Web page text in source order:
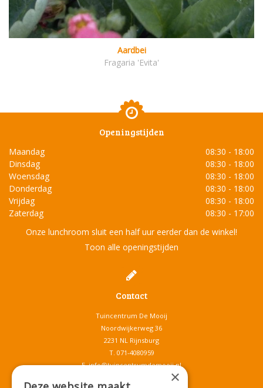
Aardbei
Fragaria 'Evita'
Openingstijden
Maandag
08:30 - 18:00
Dinsdag
08:30 - 18:00
Woensdag
08:30 - 18:00
Donderdag
08:30 - 18:00
Vrijdag
08:30 - 18:00
Zaterdag
08:30 - 17:00
Onze lunchroom sluit een half uur eerder dan de winkel!
Toon alle openingstijden
Contact
Tuincentrum De Mooij
Noordwijkerweg 36
2231 NL Rijnsburg
T. 071-4080959
E.info@tuincentrumdemooij.nl
×